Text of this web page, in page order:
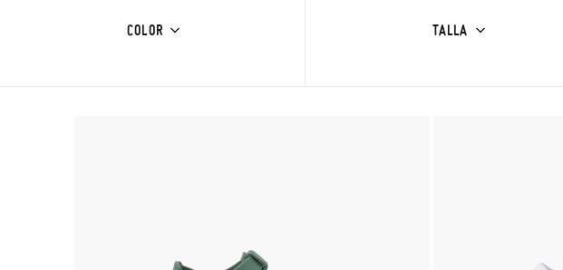
COLOR TALLA